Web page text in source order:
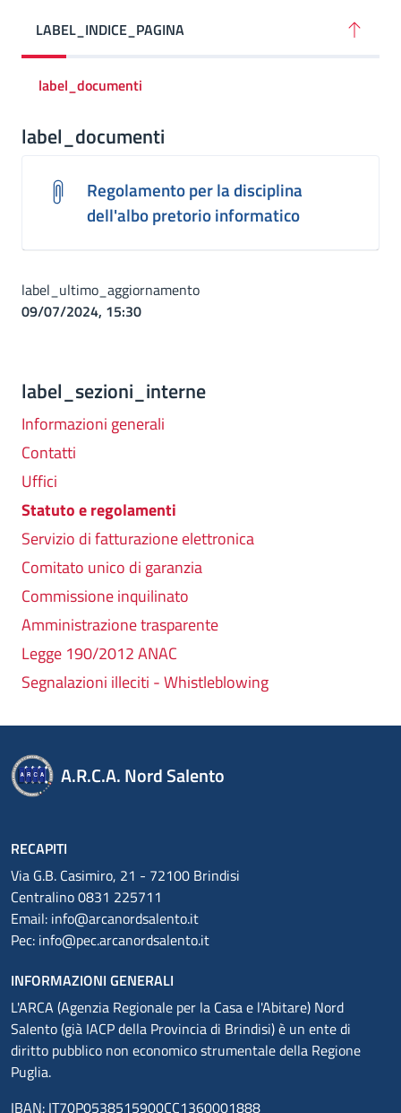
LABEL_INDICE_PAGINA
label_documenti
label_documenti
Regolamento per la disciplina
dell'albo pretorio informatico
label_ultimo_aggiornamento
09/07/2024, 15:30
label_sezioni_interne
Informazioni generali
Contatti
Uffici
Statuto e regolamenti
Servizio di fatturazione elettronica
Comitato unico di garanzia
Commissione inquilinato
Amministrazione trasparente
Legge 190/2012 ANAC
Segnalazioni illeciti - Whistleblowing
A.R.C.A. Nord Salento
RECAPITI
Via G.B. Casimiro, 21 - 72100 Brindisi
Centralino 0831 225711
Email: info@arcanordsalento.it
Pec: info@pec.arcanordsalento.it
INFORMAZIONI GENERALI
L'ARCA (Agenzia Regionale per la Casa e l'Abitare) Nord
Salento (già IACP della Provincia di Brindisi) è un ente di
diritto pubblico non economico strumentale della Regione
Puglia.
IBAN: IT70P0538515900CC1360001888